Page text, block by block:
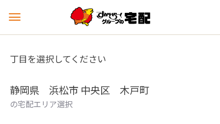
メ
ュ
を
丁目を選択してください
静岡県 浜松市 中央区 木戸町
の宅配エリア選択